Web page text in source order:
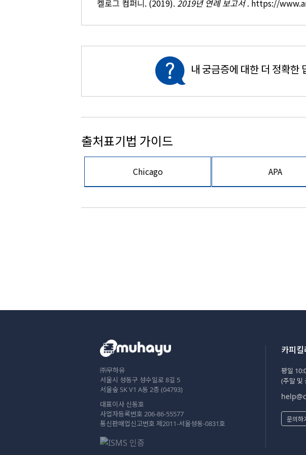
켈로그 컴퍼니. (2019). 2019년 연례 보고서. https://
내 궁금증에 대한 더 정확한
출처표기법 가이드
Chicago APA
㈜무하유
서울시 성동구 성수일로 8길 5
서울숲 SK V1 A동 2층 (04793)
대표이사 신동호
사업자등록번호 206-86-55577
통신판매업신고번호 제2011-서울성동-0831호
카피
평일
(주말 및
문의하